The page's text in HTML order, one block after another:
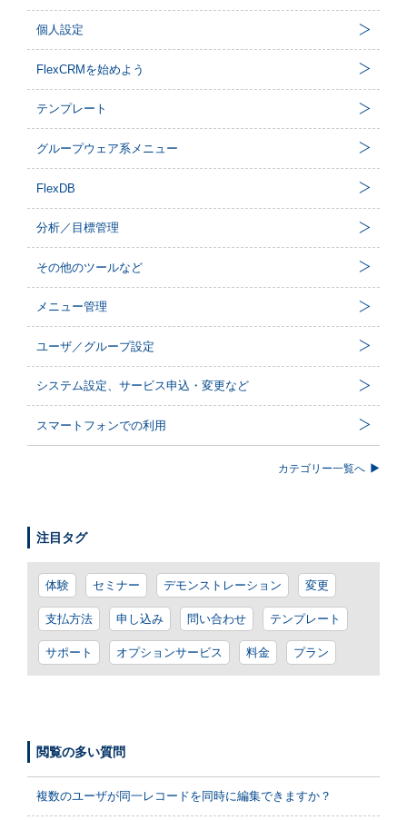
個人設定
FlexCRMを始めよう
テンプレート
グループウェア系メニュー
FlexDB
分析／目標管理
その他のツールなど
メニュー管理
ユーザ／グループ設定
システム設定、サービス申込・変更など
スマートフォンでの利用
カテゴリー一覧へ
注目タグ
体験 セミナー デモンストレーション 変更
支払方法 申し込み 問い合わせ テンプレート
サポート オプションサービス 料金 プラン
閲覧の多い質問
複数のユーザが同一レコードを同時に編集できますか？